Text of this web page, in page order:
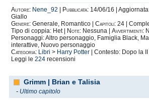
Autore: Nene_92 Pubblicata: 14/06/16 |
Giallo
Genere: Generale, Romantico | Capitoli: 24 |
Tipo di coppia: Het |
Note: Nessuna | Avvertimenti:
Personaggi: Altro personaggio, Famiglia Black,
interattive, Nuovo personaggio
Categoria: Libri > Harry Potter | Contesto: Dopo la
Leggi le 224 recensioni
Grimm | Brian e Talisia
- Ultimo capitolo